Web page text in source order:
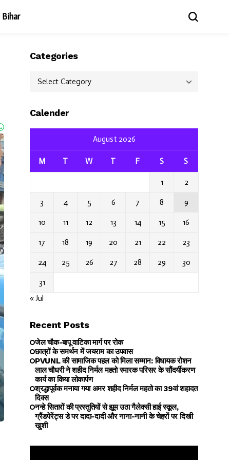
Bihar
Categories
Categories
Calender
August 2026
M T W T F S S
1 2
3 4 5 6 7 8 9
10 11 12 13 14 15 16
17 18 19 20 21 22 23
24 25 26 27 28 29 30
31
« Jul
Recent Posts
जेल चौक-बापू वाटिका मार्ग पर रोक
छात्रों के समर्थन में जयराम का उपवास
PVUNL की सामाजिक पहल को मिला सम्मान: विधायक रोशन
लाल चौधरी ने शहीद निर्मल महतो स्मारक परिसर के सौंदर्यीकरण
कार्य का किया लोकार्पण
श्रद्धापूर्वक मनाया गया अमर शहीद निर्मल महतो का 39वां शहादत
दिवस
नन्हे सितारों की प्रस्तुतियों से झूम उठा गैलेक्सी हाई स्कूल,
ग्रैंडपेरेंट्स डे पर दादा-दादी और नाना-नानी के चेहरों पर दिखी
खुशी